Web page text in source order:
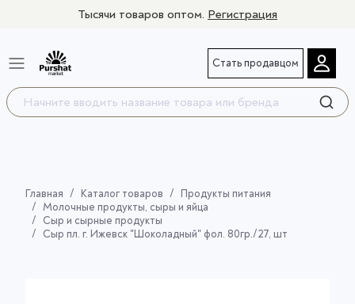
Тысячи товаров оптом. Регистрация
Стать продавцом
Главная Каталог товаров
Продукты питания
Молочные продукты, сыры и яйца
Сыр и сырные продукты
Сыр пл. г. Ижевск "Шоколадный" фол. 80гр./27, шт